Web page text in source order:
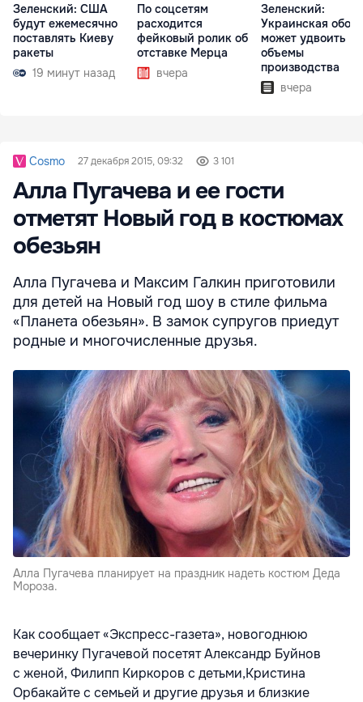
Зеленский: США
будут ежемесячно
поставлять Киеву
ракеты
19 минут назад
По соцсетям
расходится
фейковый ролик об
отставке Мерца
вчера
Зеленский:
Украинская
может удвоить
объемы
производства
вчера
Cosmo 27 декабря 2015, 09:32 3 101
Алла Пугачева и ее гости
отметят Новый год в костюмах
обезьян
Алла Пугачева и Максим Галкин приготовили
для детей на Новый год шоу в стиле фильма
«Планета обезьян». В замок супругов приедут
родные и многочисленные друзья.
Алла Пугачева планирует на праздник надеть костюм Деда
Мороза.
Как сообщает «Экспресс-газета», новогоднюю
вечеринку Пугачевой посетят Александр Буйнов
с женой, Филипп Киркоров с детьми,Кристина
Орбакайте с семьей и другие друзья и близкие